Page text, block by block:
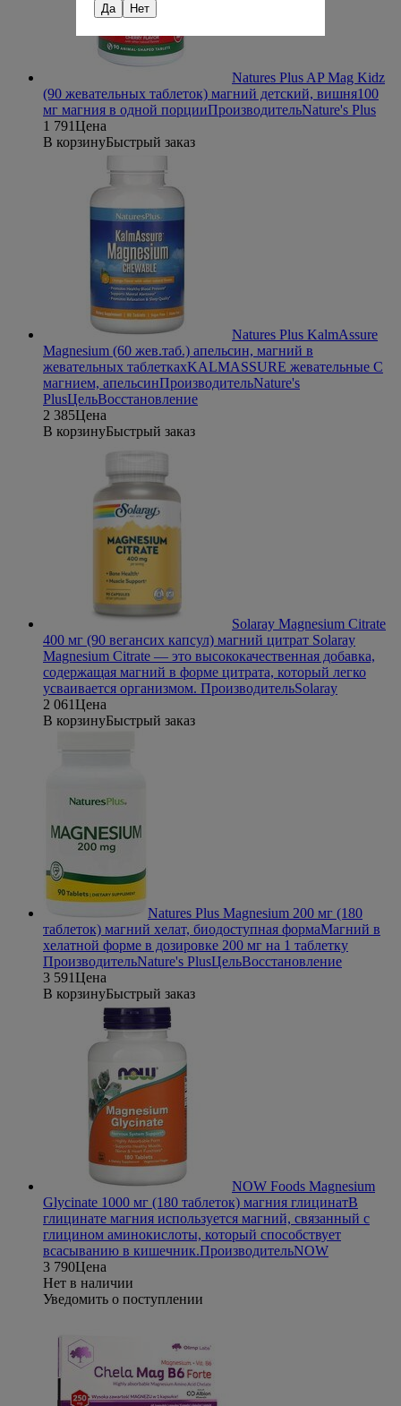
Natures Plus AP Mag Kidz
(90 жевательных таблеток) магний детский, вишня100
мг магния в одной порцииПроизводительNature's Plus
1 791Цена
В корзинуБыстрый заказ
Natures Plus KalmAssure
Magnesium (60 жев.таб.) апельсин, магний в
жевательных таблеткахKALMASSURE жевательные С
магнием, апельсинПроизводительNature's
PlusЦельВосстановление
2 385Цена
В корзинуБыстрый заказ
Solaray Magnesium Citrate
400 мг (90 вегансих капсул) магний цитрат Solaray
Magnesium Citrate — это высококачественная добавка,
содержащая магний в форме цитрата, который легко
усваивается организмом. ПроизводительSolaray
2 061Цена
В корзинуБыстрый заказ
Natures Plus Magnesium 200 мг (180
таблеток) магний хелат, биодоступная формаМагний в
хелатной форме в дозировке 200 мг на 1 таблетку
ПроизводительNature's PlusЦельВосстановление
3 591Цена
В корзинуБыстрый заказ
NOW Foods Magnesium
Glycinate 1000 мг (180 таблеток) магния глицинатВ
глицинате магния используется магний, связанный с
глицином аминокислоты, который способствует
всасыванию в кишечник.ПроизводительNOW
3 790Цена
Нет в наличии
Уведомить о поступлении
Да Нет